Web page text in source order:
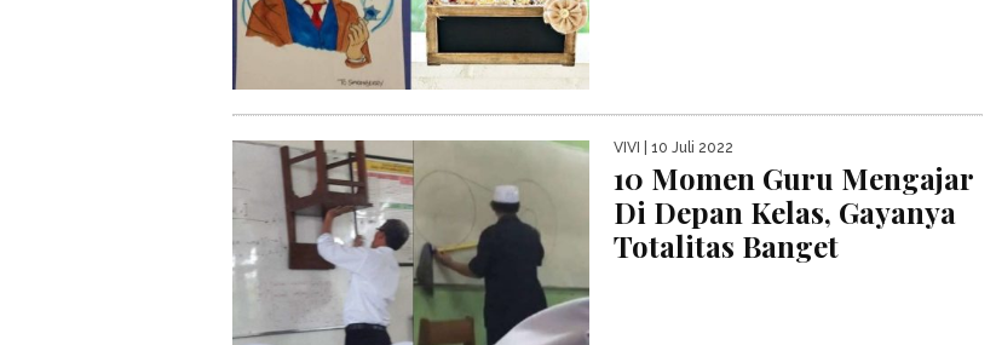
VIVI | 10 Juli 2022
10 Momen Guru Mengajar
Di Depan Kelas, Gayanya
Totalitas Banget